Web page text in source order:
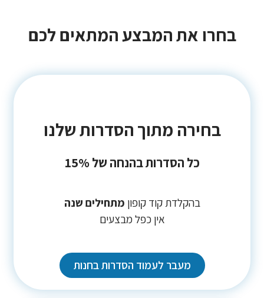
בחרו את המבצע המתאים לכם
בחירה מתוך הסדרות שלנו
כל הסדרות בהנחה של 15%
בהקלדת קוד קופון מתחילים שנה
אין כפל מבצעים
מעבר לעמוד הסדרות בחנות